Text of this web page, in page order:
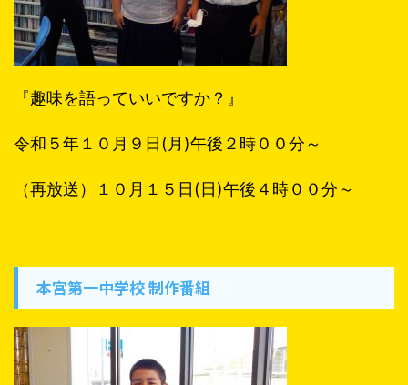
『趣味を語っていいですか？』
令和５年１０月９日(月)午後２時００分～
（再放送）１０月１５日(日)午後４時００分～
本宮第一中学校 制作番組